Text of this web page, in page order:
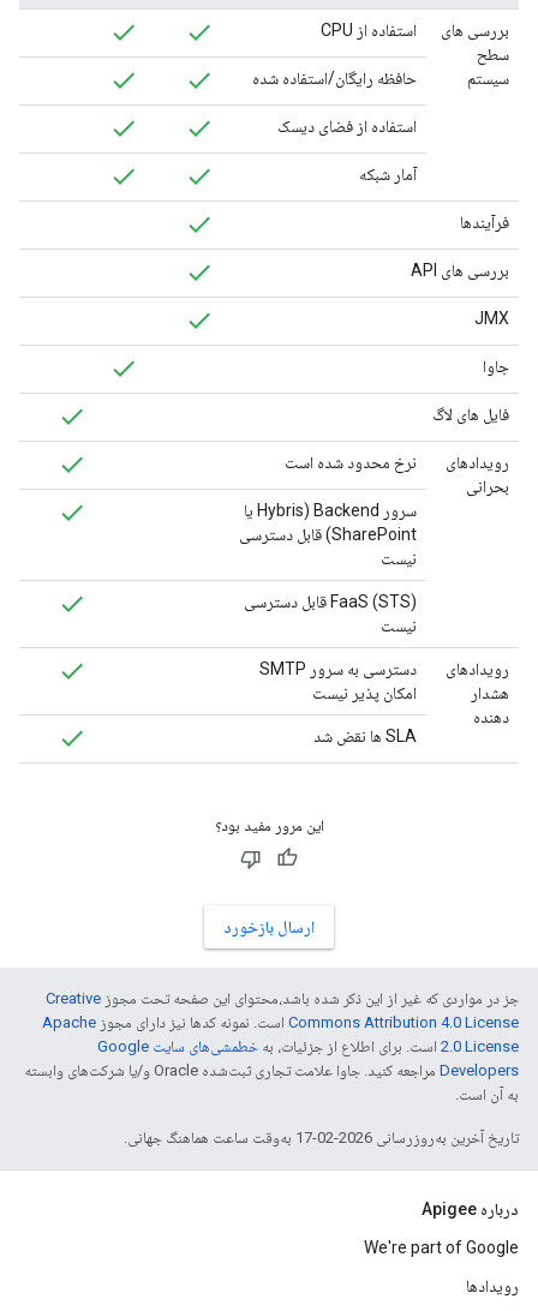
بررسی های
سطح
سیستم
استفاده از CPU
حافظه رایگان/استفاده شده
استفاده از فضای دیسک
آمار شبکه
فرآیندها
بررسی های API
JMX
جاوا
فایل های لاگ
رویدادهای
بحرانی
نرخ محدود شده است
سرور Backend (Hybris یا
SharePoint) قابل دسترسی
نیست
FaaS (STS) قابل دسترسی
نیست
رویدادهای
هشدار
دهنده
دسترسی به سرور SMTP
امکان پذیر نیست
SLA ها نقض شد
این مرور مفید بود؟
ارسال بازخورد
جز در مواردی که غیر از این ذکر شده باشد،‌محتوای این صفحه تحت مجوز Creative
Commons Attribution 4.0 License است. نمونه کدها نیز دارای مجوز Apache
2.0 License است. برای اطلاع از جزئیات، به
خطمشی‌های سایت Google
Developers‏
مراجعه کنید. جاوا علامت تجاری ثبت‌شده Oracle و/یا شرکت‌های وابسته
به آن است.
تاریخ آخرین به‌روزرسانی 2026-02-17 به‌وقت ساعت هماهنگ جهانی.
درباره Apigee
We're part of Google
رویدادها